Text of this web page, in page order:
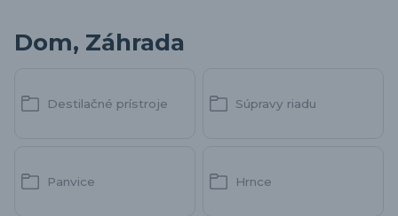
Dom, Záhrada
Destilačné prístroje Súpravy riadu
Panvice Hrnce